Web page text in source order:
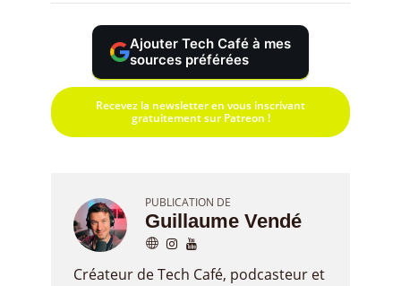
Ajouter Tech Café à mes
sources préférées
Recevez la newsletter en vous inscrivant
gratuitement sur Patreon !
PUBLICATION DE
Guillaume Vendé
Créateur de Tech Café, podcasteur et